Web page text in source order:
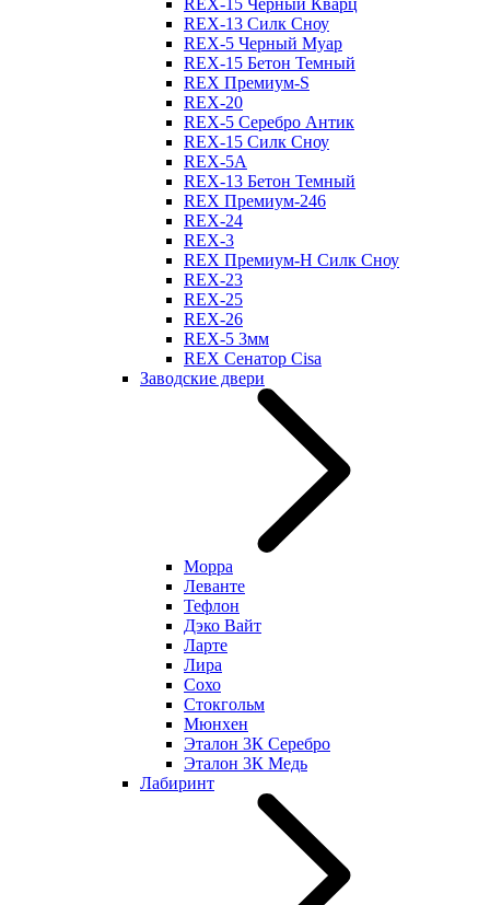
REX-15 Черный Кварц
REX-13 Силк Сноу
REX-5 Черный Муар
REX-15 Бетон Темный
REX Премиум-S
REX-20
REX-5 Серебро Антик
REX-15 Силк Сноу
REX-5А
REX-13 Бетон Темный
REX Премиум-246
REX-24
REX-3
REX Премиум-Н Силк Сноу
REX-23
REX-25
REX-26
REX-5 3мм
REX Сенатор Cisa
Заводские двери
Морра
Леванте
Тефлон
Дэко Вайт
Ларте
Лира
Сохо
Стокгольм
Мюнхен
Эталон 3К Серебро
Эталон 3К Медь
Лабиринт